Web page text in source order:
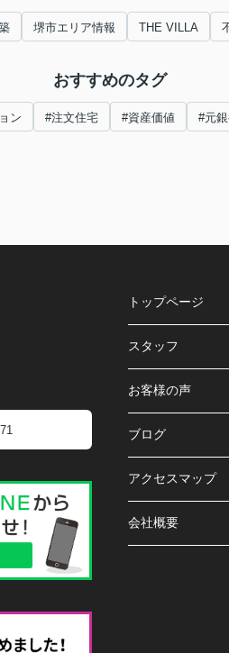
堺市エリア情報 THE VILLA
おすすめのタグ
ン #注文住宅 #資産価値 #元
トップページ
スタッフ
お客様の声
ブログ
アクセスマップ
会社概要